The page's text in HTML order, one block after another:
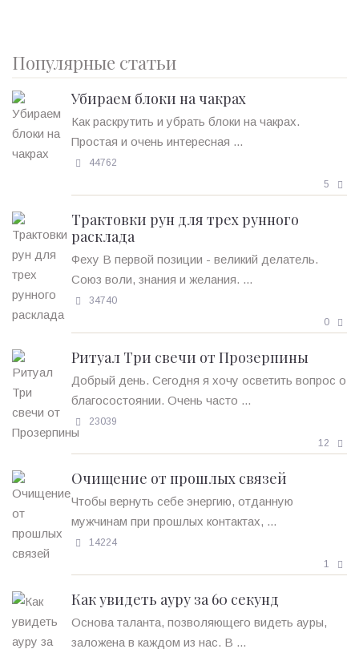
Популярные статьи
Убираем блоки на чакрах
Как раскрутить и убрать блоки на чакрах.
Простая и очень интересная ...
44762
5
Трактовки рун для трех рунного
расклада
Феху В первой позиции - великий делатель.
Союз воли, знания и желания. ...
34740
0
Ритуал Три свечи от Прозерпины
Добрый день. Сегодня я хочу осветить вопрос о
благосостоянии. Очень часто ...
23039
12
Очищение от прошлых связей
Чтобы вернуть себе энергию, отданную
мужчинам при прошлых контактах, ...
14224
1
Как увидеть ауру за 60 секунд
Основа таланта, позволяющего видеть ауры,
заложена в каждом из нас. В ...